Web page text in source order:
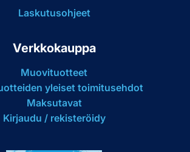
Laskutusohjeet
Verkkokauppa
Muovituotteet
yleiset toimitusehdot
Maksutavat
Kirjaudu / rekisteröidy